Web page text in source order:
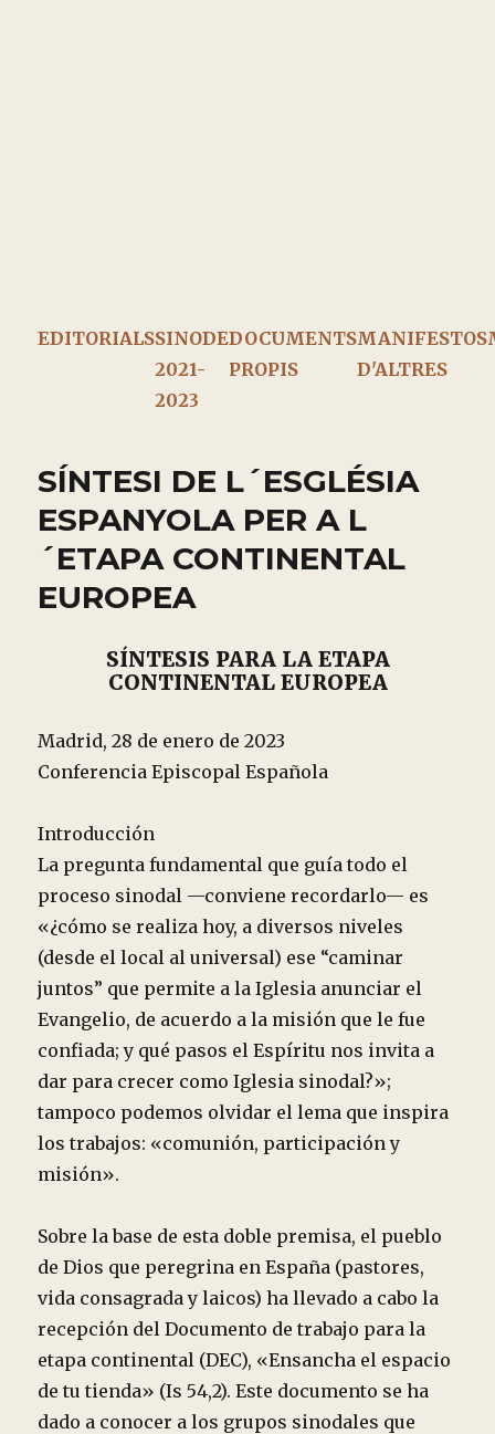
EDITORIALSSINODE
2021-
2023
DOCUMENTS
PROPIS
MANIFESTOS
D'ALTRES
SÍNTESI DE L´ESGLÉSIA
ESPANYOLA PER A L
´ETAPA CONTINENTAL
EUROPEA
SÍNTESIS PARA LA ETAPA
CONTINENTAL EUROPEA
Madrid, 28 de enero de 2023
Conferencia Episcopal Española
Introducción
La pregunta fundamental que guía todo el
proceso sinodal —conviene recordarlo— es
«¿cómo se realiza hoy, a diversos niveles
(desde el local al universal) ese “caminar
juntos” que permite a la Iglesia anunciar el
Evangelio, de acuerdo a la misión que le fue
confiada; y qué pasos el Espíritu nos invita a
dar para crecer como Iglesia sinodal?»;
tampoco podemos olvidar el lema que inspira
los trabajos: «comunión, participación y
misión».
Sobre la base de esta doble premisa, el pueblo
de Dios que peregrina en España (pastores,
vida consagrada y laicos) ha llevado a cabo la
recepción del Documento de trabajo para la
etapa continental (DEC), «Ensancha el espacio
de tu tienda» (Is 54,2). Este documento se ha
dado a conocer a los grupos sinodales que